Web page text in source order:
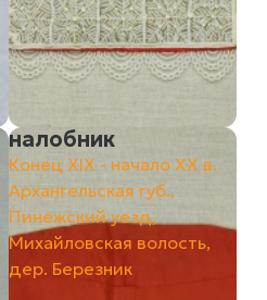
налобник
Конец ХIХ - начало ХХ в.
Архангельская губ.,
Пинежский уезд,
Михайловская волость,
дер. Березник